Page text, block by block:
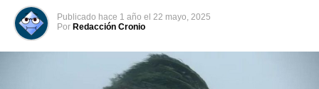
Publicado hace 1 año el 22 mayo, 2025
Por Redacción Cronio